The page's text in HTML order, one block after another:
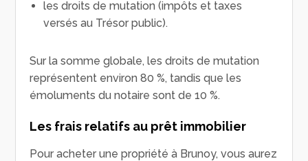
les droits de mutation (impôts et taxes
versés au Trésor public).
Sur la somme globale, les droits de mutation
représentent environ 80 %, tandis que les
émoluments du notaire sont de 10 %.
Les frais relatifs au prêt immobilier
Pour acheter une propriété à Brunoy, vous aurez